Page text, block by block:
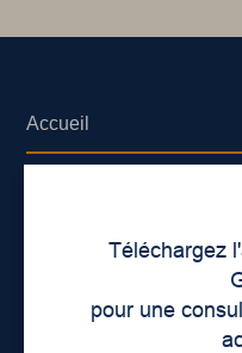
Téléchargez
pour une
Accueil
Déontologie et